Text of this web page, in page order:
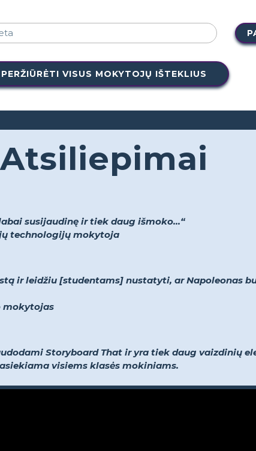
PERŽIŪRĖTI VISUS MOKYTOJŲ IŠTEKLIUS
Atsiliepimai
susijaudinę ir tiek daug išmoko...“
technologijų mokytoja
ir leidžiu [studentams] nustatyti, ar Napoleonas
mokytojas
Storyboard That ir yra tiek daug vaizdinių
visiems klasės mokiniams.